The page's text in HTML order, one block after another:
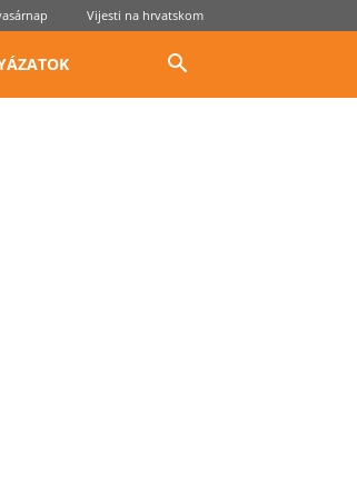
Vijesti na hrvatskom